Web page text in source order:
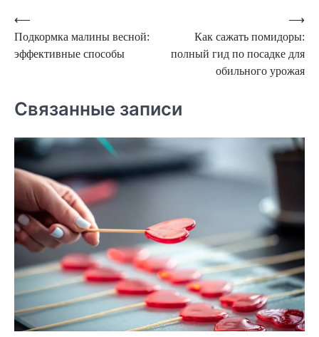
Навигация
по
⟵
Подкормка малины весной:
эффективные способы
Как сажать помидоры:
полный гид по посадке для
обильного урожая
⟶
Связанные записи